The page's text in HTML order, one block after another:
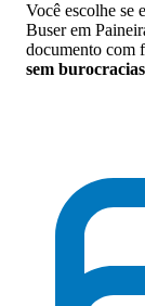
Você escolhe se
Buser em
documento com
sem burocracias